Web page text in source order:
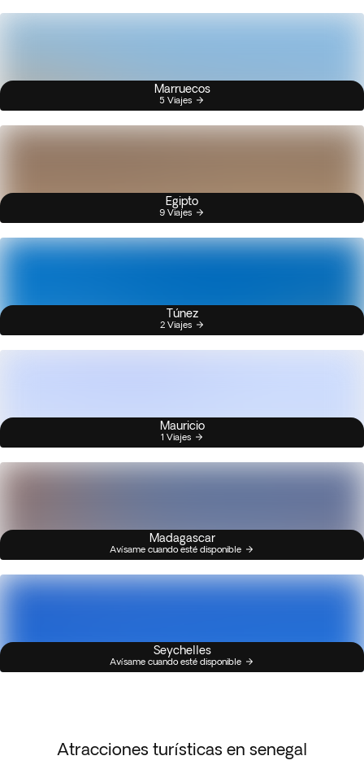
Marruecos
5 Viajes
Egipto
9 Viajes
Túnez
2 Viajes
Mauricio
1 Viajes
Madagascar
Avísame cuando esté disponible
Seychelles
Avísame cuando esté disponible
Atracciones turísticas en senegal